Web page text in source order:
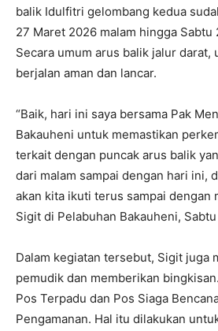
balik Idulfitri gelombang kedua
27 Maret 2026 malam hingga Sabtu
Secara umum arus balik jalur darat,
berjalan aman dan lancar.
“Baik, hari ini saya bersama Pak
Bakauheni untuk memastikan
terkait dengan puncak arus balik
dari malam sampai dengan hari ini,
akan kita ikuti terus sampai dengan
Sigit di Pelabuhan Bakauheni,
Dalam kegiatan tersebut, Sigit juga
pemudik dan memberikan
Pos Terpadu dan Pos Siaga
Pengamanan. Hal itu dilakukan